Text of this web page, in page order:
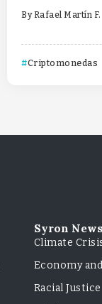
ByRafael Martín F.
Criptomonedas
Syron News
Climate
Economy
Racial Justice